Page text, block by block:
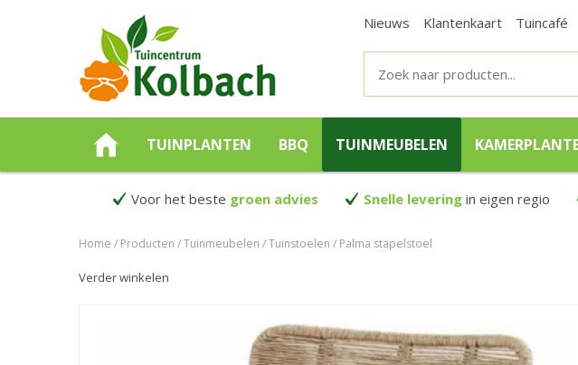
Home Producten Tuinmeubelen Tuinstoelen Palma stapelstoel
Nieuws Klantenkaart Tuincafé
TUINPLANTEN BBQ TUINMEUBELEN
Voor het beste groen advies Snelle leveringin eigen regio
Verder winkelen